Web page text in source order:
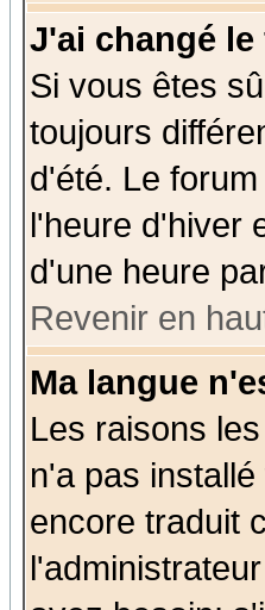
J'ai changé
Si vous êtes
toujours
d'été. Le
l'heure d'hiver
d'une heure
Revenir en
Ma langue
Les raisons
n'a pas
encore traduit